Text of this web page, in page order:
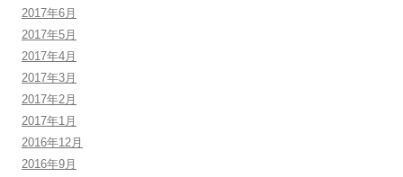
2017年6月
2017年5月
2017年4月
2017年3月
2017年2月
2017年1月
2016年12月
2016年9月